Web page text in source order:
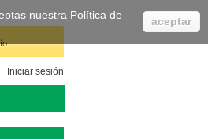
Iniciar sesión
nuestra Política de
aceptar